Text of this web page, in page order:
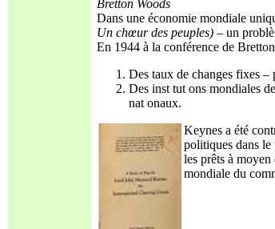
Bretton Woods
Dans une économie mondiale
Un chœur des peuples) – un
En 1944 à la conférence de
Des taux de changes fixes –
Des inst tut ons mondiales
nat onaux.
Keynes a été
politiques dans le
les prêts à
mondiale du